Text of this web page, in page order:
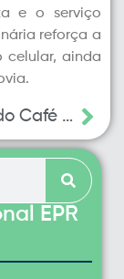
EPR
e o serviço
reforça a
celular, ainda
EPR Vias do Café e Sul de Minas I Passagem de Moto Romaria terá operação especial nas principais rodovias da região